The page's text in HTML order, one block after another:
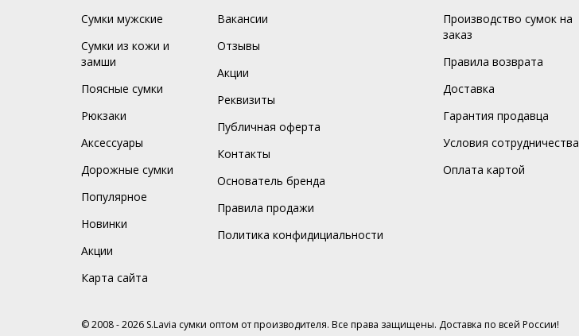
Сумки мужские
Сумки из кожи и
замши
Поясные сумки
Рюкзаки
Аксессуары
Дорожные сумки
Популярное
Новинки
Акции
Карта сайта
Вакансии
Отзывы
Акции
Реквизиты
Публичная оферта
Контакты
Основатель бренда
Правила продажи
Политика конфидициальности
Производство сумок на
заказ
Правила возврата
Доставка
Гарантия продавца
Условия сотрудничества
Оплата картой
© 2008 - 2026 S.Lavia сумки оптом от производителя. Все права защищены. Доставка по всей России!